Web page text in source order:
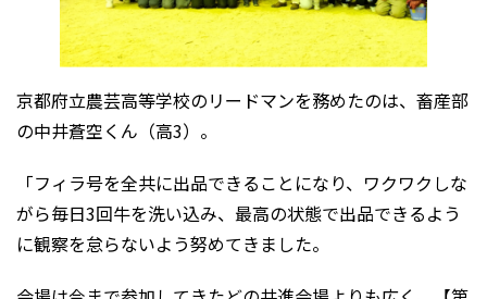
京都府立農芸高等学校のリードマンを務めたのは、畜産部
の中井蒼空くん（高3）。
「フィラ号を全共に出品できることになり、ワクワクしな
がら毎日3回牛を洗い込み、最高の状態で出品できるよう
に観察を怠らないよう努めてきました。